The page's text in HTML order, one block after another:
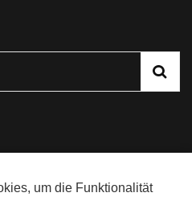
um die Funktionalität